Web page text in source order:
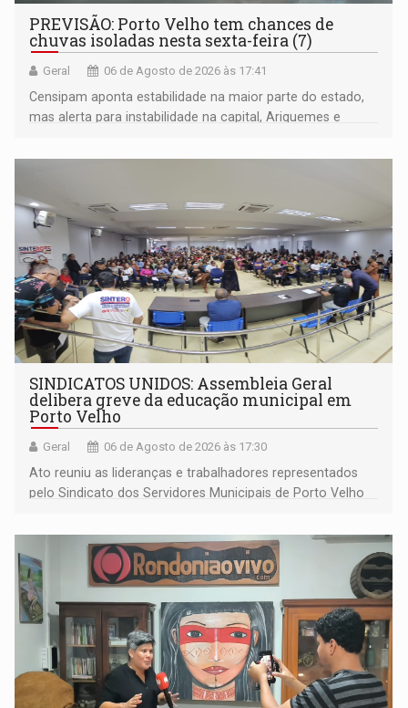
PREVISÃO: Porto Velho tem chances de
chuvas isoladas nesta sexta-feira (7)
Geral 06 de Agosto de 2026 às 17:41
Censipam aponta estabilidade na maior parte do estado,
mas alerta para instabilidade na capital, Ariquemes e
SINDICATOS UNIDOS: Assembleia Geral
delibera greve da educação municipal em
Porto Velho
Geral 06 de Agosto de 2026 às 17:30
Ato reuniu as lideranças e trabalhadores representados
pelo Sindicato dos Servidores Municipais de Porto Velho